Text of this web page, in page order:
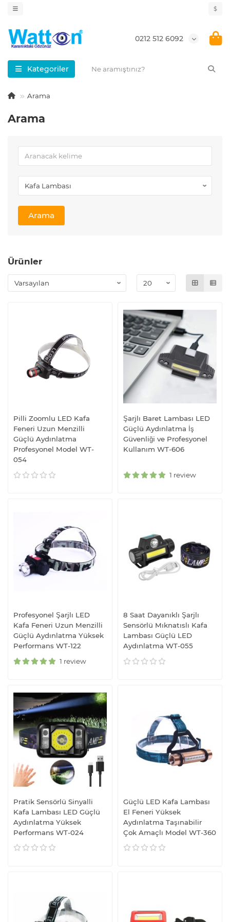
$
0212 512 6092
Kategoriler
Arama
Arama
Arama
Ürünler
Pilli Zoomlu LED Kafa
Feneri Uzun Menzilli
Güçlü Aydınlatma
Profesyonel Model WT-
054
Şarjlı Baret Lambası LED
Güçlü Aydınlatma İş
Güvenliği ve Profesyonel
Kullanım WT-606
1 review
Profesyonel Şarjlı LED
Kafa Feneri Uzun Menzilli
Güçlü Aydınlatma Yüksek
Performans WT-122
1 review
8 Saat Dayanıklı Şarjlı
Sensörlü Mıknatıslı Kafa
Lambası Güçlü LED
Aydınlatma WT-055
Pratik Sensörlü Sinyalli
Kafa Lambası LED Güçlü
Aydınlatma Yüksek
Performans WT-024
Güçlü LED Kafa Lambası
El Feneri Yüksek
Aydınlatma Taşınabilir
Çok Amaçlı Model WT-360